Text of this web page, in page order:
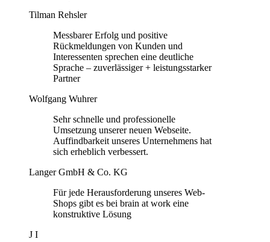
Tilman Rehsler
Messbarer Erfolg und positive
Rückmeldungen von Kunden und
Interessenten sprechen eine deutliche
Sprache – zuverlässiger + leistungsstarker
Partner
Wolfgang Wuhrer
Sehr schnelle und professionelle
Umsetzung unserer neuen Webseite.
Auffindbarkeit unseres Unternehmens hat
sich erheblich verbessert.
Langer GmbH & Co. KG
Für jede Herausforderung unseres Web-
Shops gibt es bei brain at work eine
konstruktive Lösung
J I